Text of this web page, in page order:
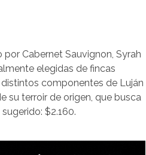
Cabernet Sauvignon, Syrah
elegidas de fincas
componentes de Luján
su terroir de origen, que busca
$2.160.